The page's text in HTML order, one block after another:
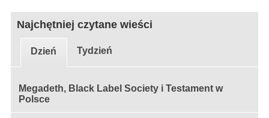
Najchętniej czytane wieści
Dzień Tydzień
Megadeth, Black Label Society i Testament w
Polsce